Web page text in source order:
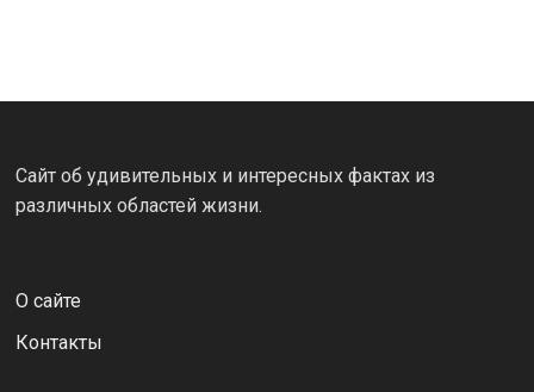
Сайт об удивительных и интересных фактах из
различных областей жизни.
О сайте
Контакты